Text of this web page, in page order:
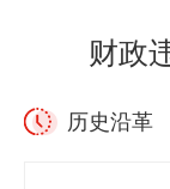
财政
历史沿革